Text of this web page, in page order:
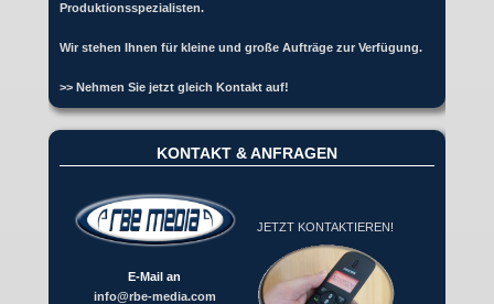
Produktionsspezialisten.
Wir stehen Ihnen für kleine und große Aufträge zur Verfügung.
>> Nehmen Sie jetzt gleich Kontakt auf!
KONTAKT & ANFRAGEN
E-Mail an
info@rbe-media.com
JETZT KONTAKTIEREN!